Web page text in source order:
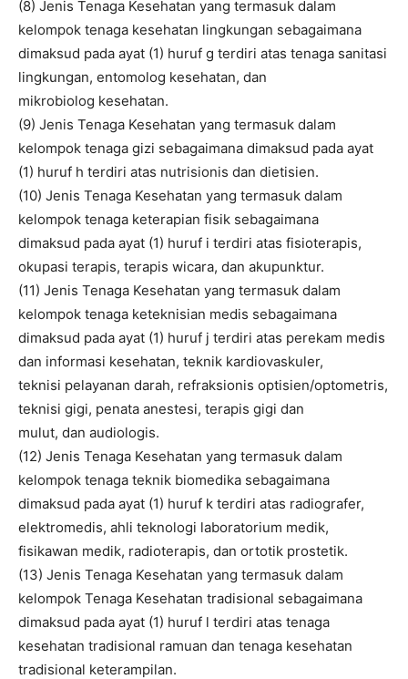
(8) Jenis Tenaga Kesehatan yang termasuk dalam
kelompok tenaga kesehatan lingkungan sebagaimana
dimaksud pada ayat (1) huruf g terdiri atas tenaga sanitasi
lingkungan, entomolog kesehatan, dan
mikrobiolog kesehatan.
(9) Jenis Tenaga Kesehatan yang termasuk dalam
kelompok tenaga gizi sebagaimana dimaksud pada ayat
(1) huruf h terdiri atas nutrisionis dan dietisien.
(10) Jenis Tenaga Kesehatan yang termasuk dalam
kelompok tenaga keterapian fisik sebagaimana
dimaksud pada ayat (1) huruf i terdiri atas fisioterapis,
okupasi terapis, terapis wicara, dan akupunktur.
(11) Jenis Tenaga Kesehatan yang termasuk dalam
kelompok tenaga keteknisian medis sebagaimana
dimaksud pada ayat (1) huruf j terdiri atas perekam medis
dan informasi kesehatan, teknik kardiovaskuler,
teknisi pelayanan darah, refraksionis optisien/optometris,
teknisi gigi, penata anestesi, terapis gigi dan
mulut, dan audiologis.
(12) Jenis Tenaga Kesehatan yang termasuk dalam
kelompok tenaga teknik biomedika sebagaimana
dimaksud pada ayat (1) huruf k terdiri atas radiografer,
elektromedis, ahli teknologi laboratorium medik,
fisikawan medik, radioterapis, dan ortotik prostetik.
(13) Jenis Tenaga Kesehatan yang termasuk dalam
kelompok Tenaga Kesehatan tradisional sebagaimana
dimaksud pada ayat (1) huruf l terdiri atas tenaga
kesehatan tradisional ramuan dan tenaga kesehatan
tradisional keterampilan.